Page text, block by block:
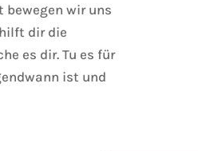
bewegen wir uns
dir die
es dir. Tu es für
ist und